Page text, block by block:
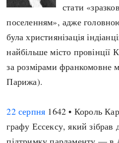
стати
поселенням», адже
була християнізація
найбільше місто провінції
за розмірами франкомовне
Парижа).
22 серпня 1642 • Король
графу Ессексу, який зібрав